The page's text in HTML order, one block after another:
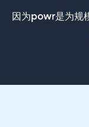
因为powr是为规